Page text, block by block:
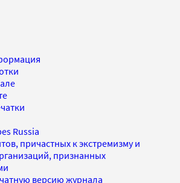
Russia
причастных к экстремизму и
признанных
версию журнала